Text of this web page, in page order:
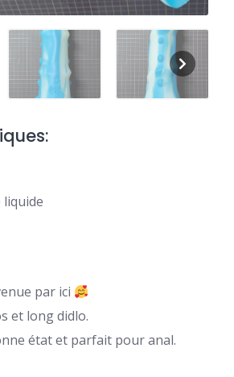
liquide
par ici
et long didlo.
état et parfait pour anal.